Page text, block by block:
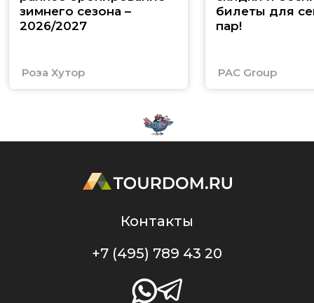
зимнего сезона –
2026/2027
Роза Хутор
билеты для
пар!
PAC Group
Контакты
+7 (495) 789 43 20